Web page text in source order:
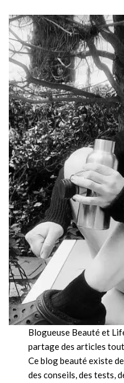
Blogueuse Beauté et
partage des articles
Ce blog beauté existe
des conseils, des tests,